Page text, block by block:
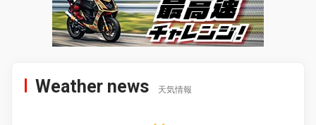
Weather news 天気情報